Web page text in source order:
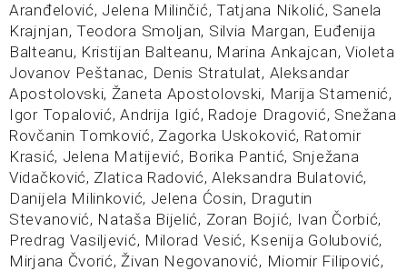
Aranđelović, Jelena Milinčić, Tatjana Nikolić, Sanela
Krajnjan, Teodora Smoljan, Silvia Margan, Euđenija
Balteanu, Kristijan Balteanu, Marina Ankajcan, Violeta
Jovanov Peštanac, Denis Stratulat, Aleksandar
Apostolovski, Žaneta Apostolovski, Marija Stamenić,
Igor Topalović, Andrija Igić, Radoje Dragović, Snežana
Rovčanin Tomković, Zagorka Uskoković, Ratomir
Krasić, Jelena Matijević, Borika Pantić, Snježana
Vidačković, Zlatica Radović, Aleksandra Bulatović,
Danijela Milinković, Jelena Ćosin, Dragutin
Stevanović, Nataša Bijelić, Zoran Bojić, Ivan Čorbić,
Predrag Vasiljević, Milorad Vesić, Ksenija Golubović,
Mirjana Čvorić, Živan Negovanović, Miomir Filipović,